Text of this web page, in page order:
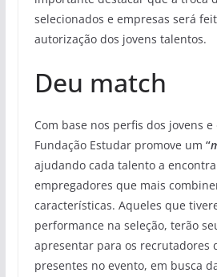
selecionados e empresas será
autorização dos jovens talentos.
Deu match
Com base nos perfis dos jovens
Fundação Estudar promove um “
ajudando cada talento a
empregadores que mais
características. Aqueles que
performance na seleção, terão
apresentar para os recrutadores
presentes no evento, em busca